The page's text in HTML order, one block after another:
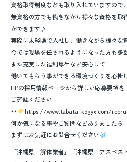
資格取得制度なども取り入れていますので、
無資格の方でも働きながら様々な資格を取
ができます♪
実際に未経験で入社し、働きながら様々な
今では現場を任されるようになった方も
また充実した福利厚生など安心して
働いてもらう事ができる環境づくりを心掛
HPの採用情報ページから詳しい応募要項を
ご確認ください
https://www.tabata-kogyo.com/
何か気になる事やご質問などありましたら
まずはお気軽にお問合せください
「沖縄県 解体業者」「沖縄県 アスベスト